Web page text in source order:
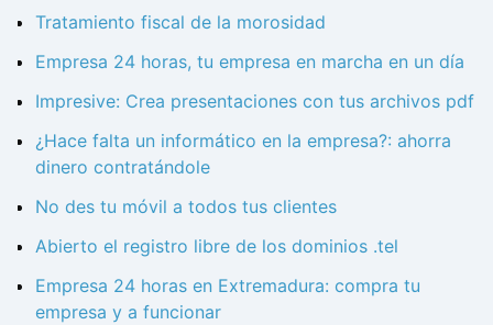
Tratamiento fiscal de la morosidad
Empresa 24 horas, tu empresa en marcha en un día
Impresive: Crea presentaciones con tus archivos pdf
¿Hace falta un informático en la empresa?: ahorra
dinero contratándole
No des tu móvil a todos tus clientes
Abierto el registro libre de los dominios .tel
Empresa 24 horas en Extremadura: compra tu
empresa y a funcionar